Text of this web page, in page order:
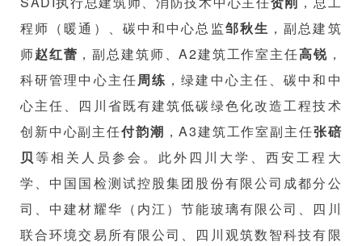
程师（暖通）、碳中和中心总监邹秋生 ，副总建筑
师赵红蕾 ，副总建筑师、A2建筑工作室主任高锐 ，
科研管理中心主任周练 ，绿建中心主任、碳中和中
心主任、四川省既有建筑低碳绿色化改造工程技术
创新中心副主任付韵潮 ，A3建筑工作室副主任张碚
贝等相关人员参会。此外四川大学、西安工程大
学、中国国检测试控股集团股份有限公司成都分公
司、中建材耀华（内江）节能玻璃有限公司、四川
联合环境交易所有限公司、四川观筑数智科技有限